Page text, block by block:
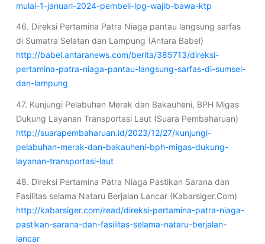
mulai-1-januari-2024-pembeli-lpg-wajib-bawa-ktp
46. Direksi Pertamina Patra Niaga pantau langsung sarfas
di Sumatra Selatan dan Lampung (Antara Babel)
http://babel.antaranews.com/berita/385713/direksi-
pertamina-patra-niaga-pantau-langsung-sarfas-di-sumsel-
dan-lampung
47. Kunjungi Pelabuhan Merak dan Bakauheni, BPH Migas
Dukung Layanan Transportasi Laut (Suara Pembaharuan)
http://suarapembaharuan.id/2023/12/27/kunjungi-
pelabuhan-merak-dan-bakauheni-bph-migas-dukung-
layanan-transportasi-laut
48. Direksi Pertamina Patra Niaga Pastikan Sarana dan
Fasilitas selama Nataru Berjalan Lancar (Kabarsiger.Com)
http://kabarsiger.com/read/direksi-pertamina-patra-niaga-
pastikan-sarana-dan-fasilitas-selama-nataru-berjalan-
lancar